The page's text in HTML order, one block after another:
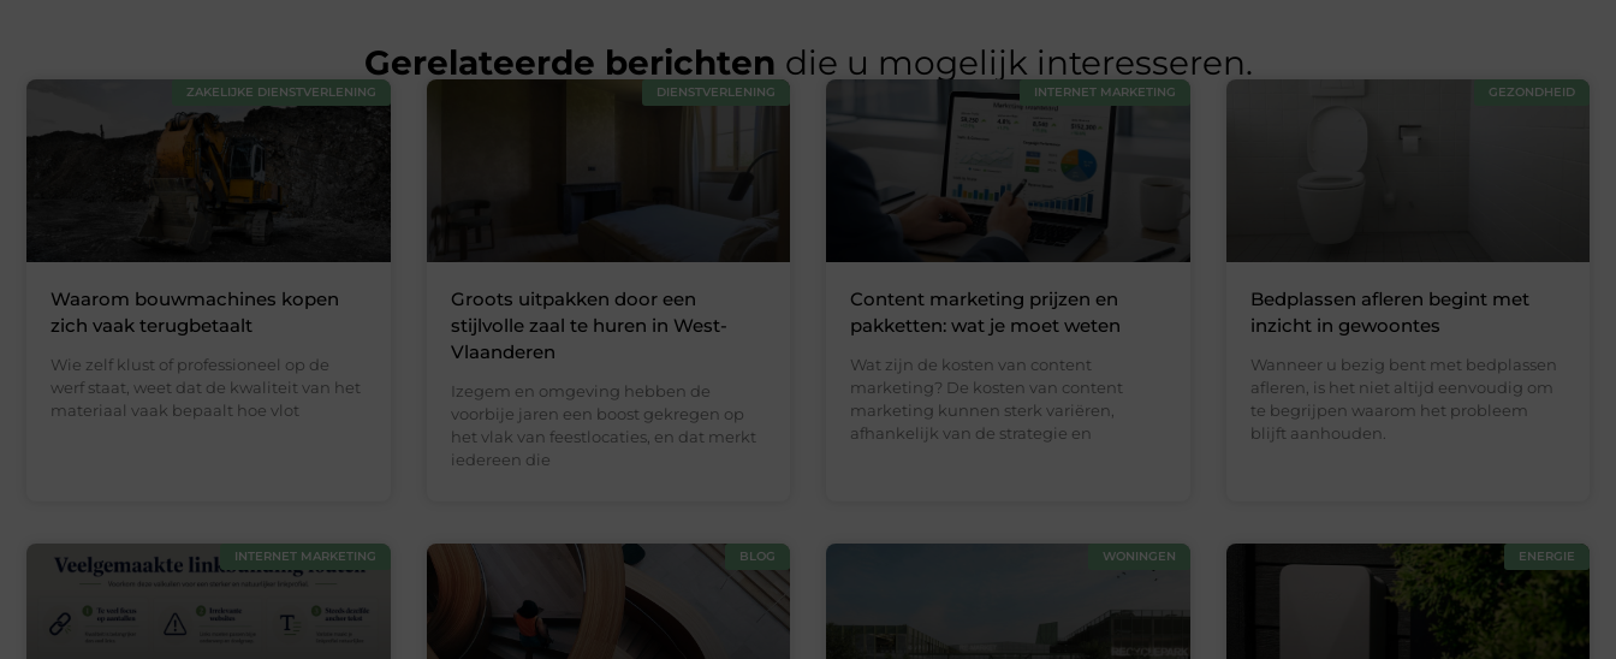
Gerelateerde berichten die u mogelijk interesseren.
ZAKELIJKE DIENSTVERLENING
Waarom bouwmachines kopen
zich vaak terugbetaalt
Wie zelf klust of professioneel op de
werf staat, weet dat de kwaliteit van het
materiaal vaak bepaalt hoe vlot
DIENSTVERLENING
Groots uitpakken door een
stijlvolle zaal te huren in West-
Vlaanderen
Izegem en omgeving hebben de
voorbije jaren een boost gekregen op
het vlak van feestlocaties, en dat merkt
iedereen die
INTERNET MARKETING
Content marketing prijzen en
pakketten: wat je moet weten
Wat zijn de kosten van content
marketing? De kosten van content
marketing kunnen sterk variëren,
afhankelijk van de strategie en
GEZONDHEID
Bedplassen afleren begint met
inzicht in gewoontes
Wanneer u bezig bent met bedplassen
afleren, is het niet altijd eenvoudig om
te begrijpen waarom het probleem
blijft aanhouden.
INTERNET MARKETING BLOG WONINGEN ENERGIE